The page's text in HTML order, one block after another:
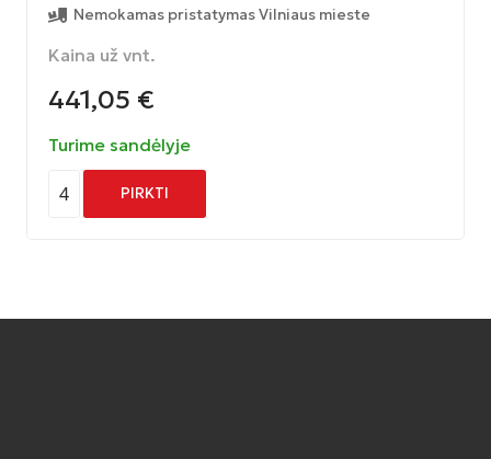
Nemokamas pristatymas Vilniaus mieste
Kaina už vnt.
441,05 €
Turime sandėlyje
4 PIRKTI